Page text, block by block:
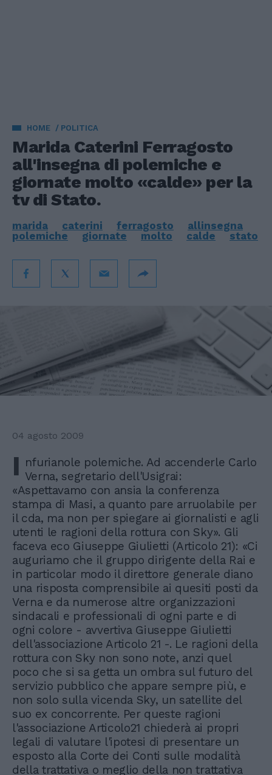
HOME POLITICA
Marida Caterini Ferragosto
all'insegna di polemiche e
giornate molto «calde» per la
tv di Stato.
marida caterini ferragosto
allinsegna
polemiche
giornate molto calde stato
04 agosto 2009
I nfurianole polemiche. Ad accenderle Carlo
Verna, segretario dell'Usigrai:
«Aspettavamo con ansia la conferenza
stampa di Masi, a quanto pare arruolabile per
il cda, ma non per spiegare ai giornalisti e agli
utenti le ragioni della rottura con Sky». Gli
faceva eco Giuseppe Giulietti (Articolo 21): «Ci
auguriamo che il gruppo dirigente della Rai e
in particolar modo il direttore generale diano
una risposta comprensibile ai quesiti posti da
Verna e da numerose altre organizzazioni
sindacali e professionali di ogni parte e di
ogni colore - avvertiva Giuseppe Giulietti
dell'associazione Articolo 21 -. Le ragioni della
rottura con Sky non sono note, anzi quel
poco che si sa getta un ombra sul futuro del
servizio pubblico che appare sempre più, e
non solo sulla vicenda Sky, un satellite del
suo ex concorrente. Per queste ragioni
l'associazione Articolo21 chiederà ai propri
legali di valutare l'ipotesi di presentare un
esposto alla Corte dei Conti sulle modalità
della trattativa o meglio della non trattativa